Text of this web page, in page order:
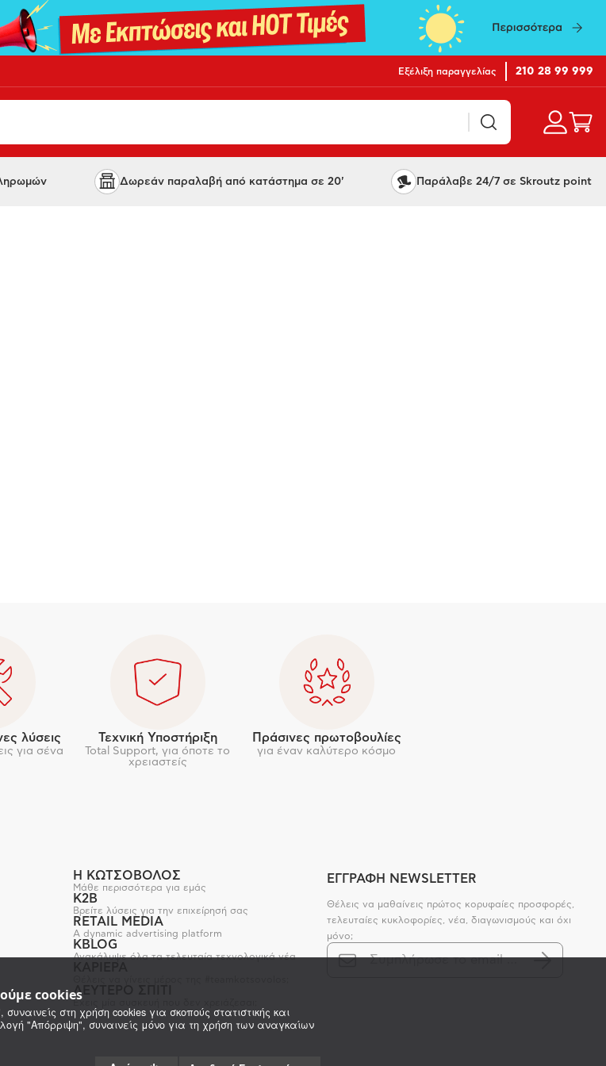
cookies
στη χρήση cookies για σκοπούς στατιστικής και
"Απόρριψη", συναινείς μόνο για τη χρήση των αναγκαίων
Εξέλιξη παραγγελίας 210 28 99 999
Δωρεάν παραλαβή από κατάστημα σε 20' Παράλαβε 24/7 σε Skroutz point
λύσεις
για σένα
Τεχνική Υποστήριξη
Total Support, για όποτε το
χρειαστείς
Πράσινες πρωτοβουλίες
για έναν καλύτερο κόσμο
Η ΚΩΤΣΟΒΟΛΟΣ
Μάθε περισσότερα για εμάς
K2B
Βρείτε λύσεις για την επιχείρησή σας
RETAIL MEDIA
A dynamic advertising platform
KBLOG
Ανακάλυψε όλα τα τελευταία τεχνολογικά νέα
ΔΕΥΤΕΡΟ ΣΠΙΤΙ
Έχεις μία συσκευή που δεν χρειάζεσαι;
ΕΓΓΡΑΦΗ NEWSLETTER
Θέλεις να μαθαίνεις πρώτος κορυφαίες προσφορές,
τελευταίες κυκλοφορίες, νέα, διαγωνισμούς και όχι
μόνο;